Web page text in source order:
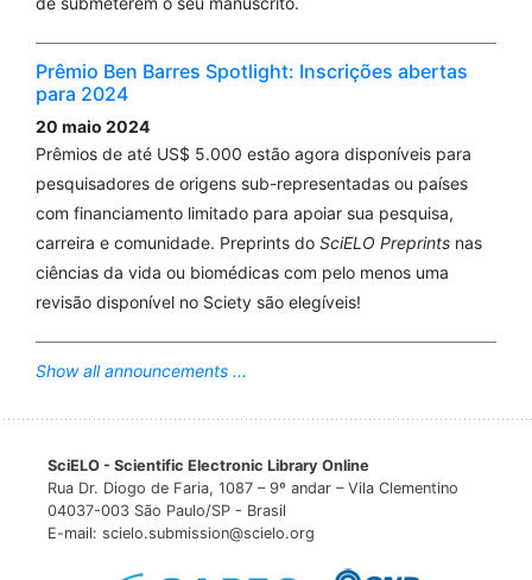
Prêmio Ben Barres Spotlight: Inscrições abertas
para 2024
20 maio 2024
Prêmios de até US$ 5.000 estão agora disponíveis para
pesquisadores de origens sub-representadas ou países
com financiamento limitado para apoiar sua pesquisa,
carreira e comunidade. Preprints do SciELO Preprints nas
ciências da vida ou biomédicas com pelo menos uma
revisão disponível no Sciety são elegíveis!
Show all announcements ...
SciELO - Scientific Electronic Library Online
Rua Dr. Diogo de Faria, 1087 – 9º andar – Vila Clementino
04037-003 São Paulo/SP - Brasil
E-mail: scielo.submission@scielo.org